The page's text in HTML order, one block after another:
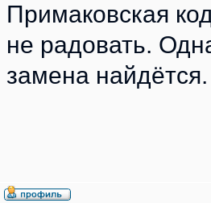
Примаковская
не радовать.
замена найдётся.